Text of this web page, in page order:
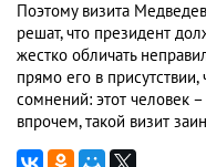
Поэтому визита
решат, что президент
жестко обличать
прямо его в
сомнений: этот человек
впрочем, такой визит